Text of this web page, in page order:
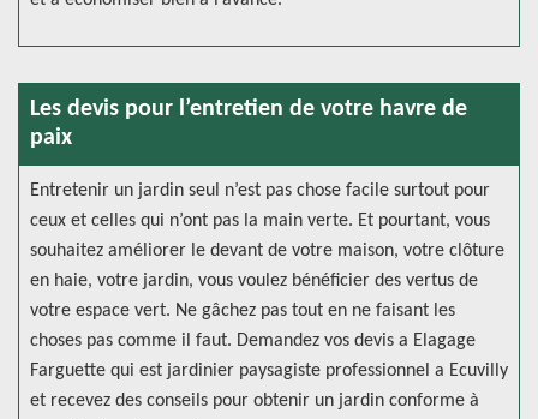
Les devis pour l’entretien de votre havre de
paix
Entretenir un jardin seul n’est pas chose facile surtout pour
ceux et celles qui n’ont pas la main verte. Et pourtant, vous
souhaitez améliorer le devant de votre maison, votre clôture
en haie, votre jardin, vous voulez bénéficier des vertus de
votre espace vert. Ne gâchez pas tout en ne faisant les
choses pas comme il faut. Demandez vos devis a Elagage
Farguette qui est jardinier paysagiste professionnel a Ecuvilly
et recevez des conseils pour obtenir un jardin conforme à